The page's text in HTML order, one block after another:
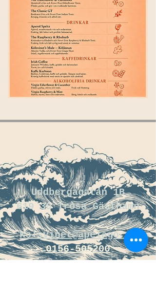
Uddbergagatan 1B
619 30 Trosa Gästhamn
Kolsvinet@apelago.se
0156-505200